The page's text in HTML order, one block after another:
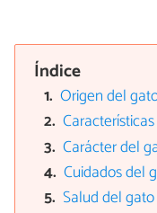
Índice
Origen del
Carácter del
Cuidados del
Salud del